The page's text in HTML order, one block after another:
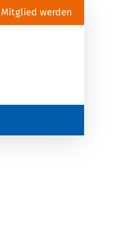
Mitglied werden